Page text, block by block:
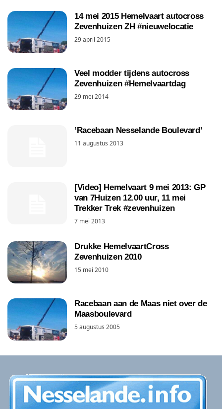
14 mei 2015 Hemelvaart autocross
Zevenhuizen ZH #nieuwelocatie
29 april 2015
Veel modder tijdens autocross
Zevenhuizen #Hemelvaartdag
29 mei 2014
‘Racebaan Nesselande Boulevard’
11 augustus 2013
[Video] Hemelvaart 9 mei 2013: GP
van 7Huizen 12.00 uur, 11 mei
Trekker Trek #zevenhuizen
7 mei 2013
Drukke HemelvaartCross
Zevenhuizen 2010
15 mei 2010
Racebaan aan de Maas niet over de
Maasboulevard
5 augustus 2005